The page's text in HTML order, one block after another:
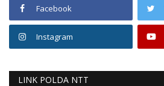
Facebook
Instagram
LINK POLDA NTT